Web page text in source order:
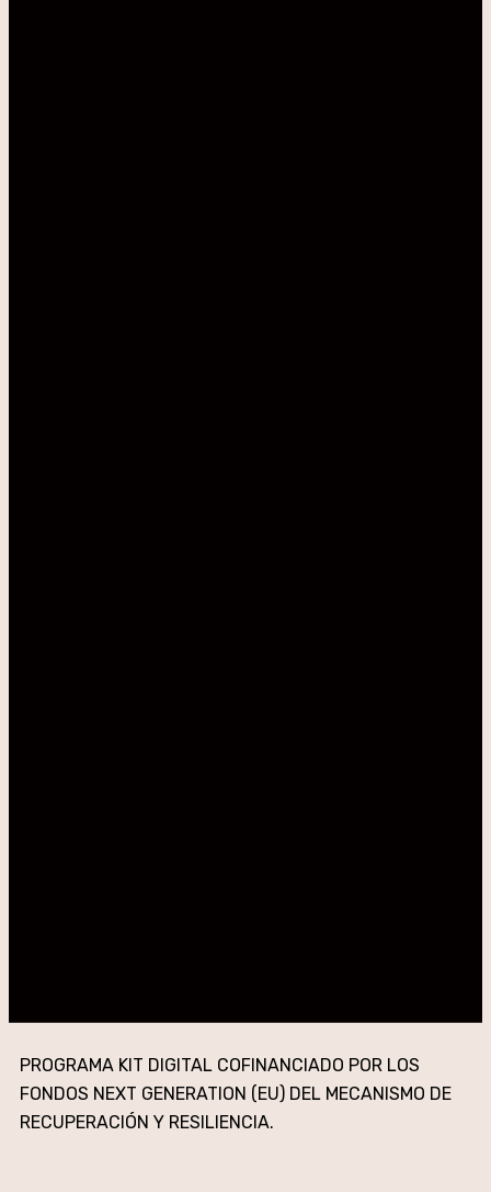
PROGRAMA KIT DIGITAL COFINANCIADO POR LOS
FONDOS NEXT GENERATION (EU) DEL MECANISMO DE
RECUPERACIÓN Y RESILIENCIA.